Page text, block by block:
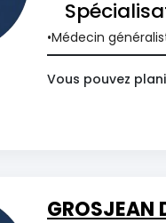
Médecin
Vous pouvez